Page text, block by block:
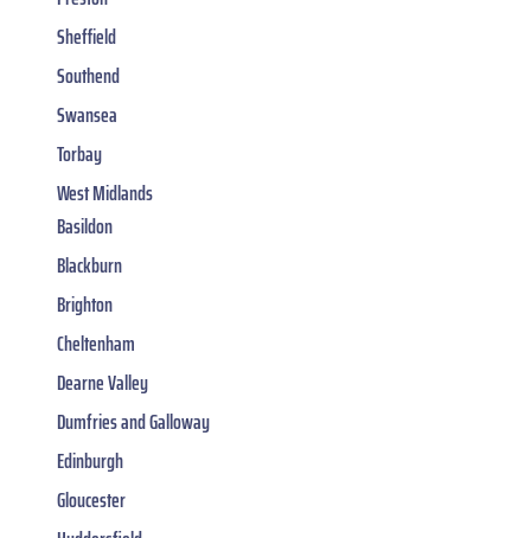
Sheffield
Southend
Swansea
Torbay
West Midlands
Basildon
Blackburn
Brighton
Cheltenham
Dearne Valley
Dumfries and Galloway
Edinburgh
Gloucester